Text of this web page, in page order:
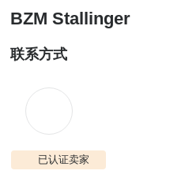
BZM Stallinger
联系方式
已认证卖家